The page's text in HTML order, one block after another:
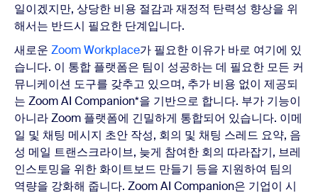
일이겠지만, 상당한 비용 절감과 재정적 탄력성 향상을 위
해서는 반드시 필요한 단계입니다.
새로운 Zoom Workplace가 필요한 이유가 바로 여기에 있
습니다. 이 통합 플랫폼은 팀이 성공하는 데 필요한 모든 커
뮤니케이션 도구를 갖추고 있으며, 추가 비용 없이 제공되
는 Zoom AI Companion*을 기반으로 합니다. 부가 기능이
아니라 Zoom 플랫폼에 긴밀하게 통합되어 있습니다. 이메
일 및 채팅 메시지 초안 작성, 회의 및 채팅 스레드 요약, 음
성 메일 트랜스크라이브, 늦게 참여한 회의 따라잡기, 브레
인스토밍을 위한 화이트보드 만들기 등을 지원하여 팀의
역량을 강화해 줍니다. Zoom AI Companion은 기업이 시